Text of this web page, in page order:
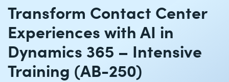
Transform Contact Center
Experiences with AI in
Dynamics 365 – Intensive
Training (AB-250)